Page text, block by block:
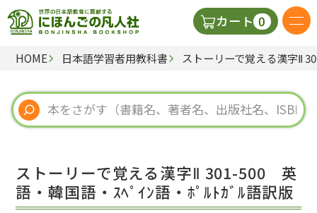
カート 0
日本語の教科書
視聴覚・補助教材
教師用参考書
HOME 日本語学習者用教科書 ストーリーで覚える漢字Ⅱ
ストーリーで覚える漢字Ⅱ 301-500 英
語・韓国語・ｽﾍﾟｲﾝ語・ﾎﾟﾙﾄｶﾞﾙ語訳版